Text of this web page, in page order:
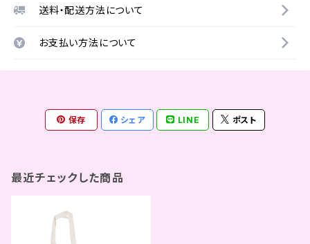
送料・配送方法について
お支払い方法について
保存 シェア LINE ポスト
最近チェックした商品